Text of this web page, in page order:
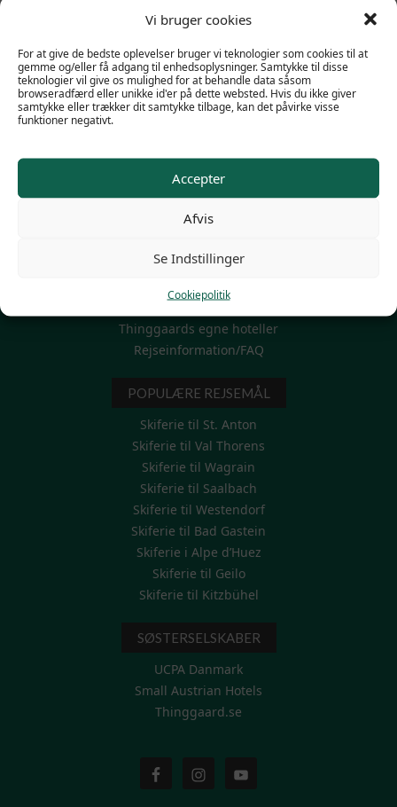
Vi bruger cookies
For at give de bedste oplevelser bruger vi teknologier som cookies til at
gemme og/eller få adgang til enhedsoplysninger. Samtykke til disse
teknologier vil give os mulighed for at behandle data såsom
browseradfærd eller unikke id'er på dette websted. Hvis du ikke giver
samtykke eller trækker dit samtykke tilbage, kan det påvirke visse
funktioner negativt.
Accepter
Afvis
Se Indstillinger
Cookiepolitik
Familieskiferie
Firma skirejser
Modtag et personligt tilbud
Skiferie til grupper
Skiferie uge 7 – vinterferien
Thinggaards egne hoteller
Rejseinformation/FAQ
POPULÆRE REJSEMÅL
Skiferie til St. Anton
Skiferie til Val Thorens
Skiferie til Wagrain
Skiferie til Saalbach
Skiferie til Westendorf
Skiferie til Bad Gastein
Skiferie i Alpe d’Huez
Skiferie til Geilo
Skiferie til Kitzbühel
SØSTERSELSKABER
UCPA Danmark
Small Austrian Hotels
Thinggaard.se